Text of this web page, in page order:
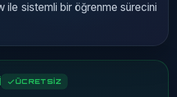
ile sistemli bir öğrenme sürecini
ÜCRETSİZ